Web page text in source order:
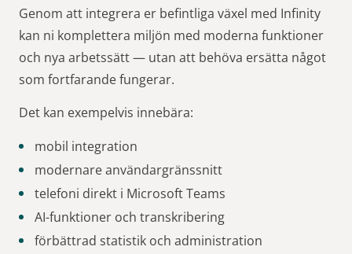
Genom att integrera er befintliga växel med Infinity
kan ni komplettera miljön med moderna funktioner
och nya arbetssätt — utan att behöva ersätta något
som fortfarande fungerar.
Det kan exempelvis innebära:
mobil integration
modernare användargränssnitt
telefoni direkt i Microsoft Teams
AI-funktioner och transkribering
förbättrad statistik och administration